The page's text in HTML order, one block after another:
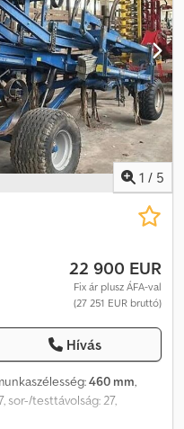
1 / 5
22 900 EUR
Fix ár plusz ÁFA-val
(27 251 EUR bruttó)
Hívás
460 mm,
sor-/testtávolság: 27,
Összecsukó